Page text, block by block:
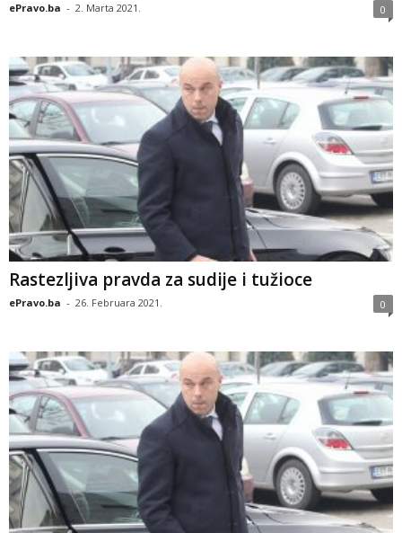
ePravo.ba - 2. Marta 2021. 0
Rastezljiva pravda za sudije i tužioce
ePravo.ba - 26. Februara 2021. 0